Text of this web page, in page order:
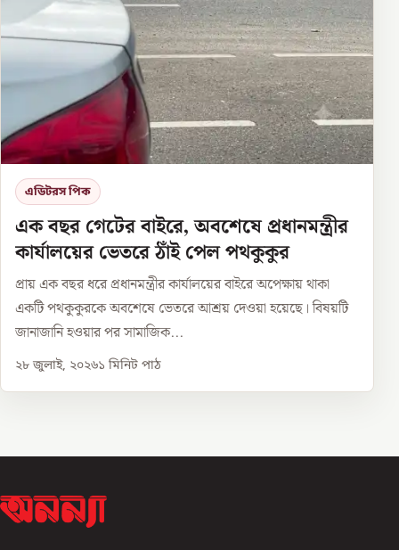
এডিটরস পিক
এক বছর গেটের বাইরে, অবশেষে প্রধানমন্ত্রীর
কার্যালয়ের ভেতরে ঠাঁই পেল পথকুকুর
প্রায় এক বছর ধরে প্রধানমন্ত্রীর কার্যালয়ের বাইরে অপেক্ষায় থাকা
একটি পথকুকুরকে অবশেষে ভেতরে আশ্রয় দেওয়া হয়েছে। বিষয়টি
জানাজানি হওয়ার পর সামাজিক...
২৮ জুলাই, ২০২৬১ মিনিট পাঠ